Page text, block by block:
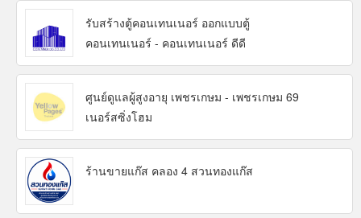
รับสร้างตู้คอนเทนเนอร์ ออกแบบตู้
คอนเทนเนอร์ - คอนเทนเนอร์ ดีดี
ศูนย์ดูแลผู้สูงอายุ เพชรเกษม - เพชรเกษม 69
เนอร์สซิ่งโฮม
ร้านขายแก๊ส คลอง 4 สวนทองแก๊ส